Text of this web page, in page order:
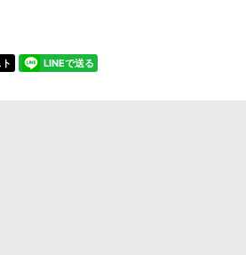
LINEで送る